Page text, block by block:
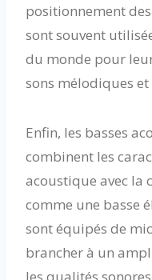
positionnement
sont souvent
du monde pour
sons mélodiques et
Enfin, les basses
combinent les
acoustique avec la
comme une basse
sont équipés de
brancher à un
les qualités